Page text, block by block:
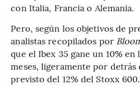
con Italia, Francia o Alemania.
Pero, según los objetivos de
analistas recopilados por
que el Ibex 35 gane un 10% en
meses, ligeramente por detrás
previsto del 12% del Stoxx 600.